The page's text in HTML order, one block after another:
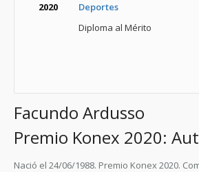
2020
Deportes
Diploma al Mérito
Facundo Ardusso
Premio Konex 2020:
Nació el 24/06/1988. Premio Konex 2020.